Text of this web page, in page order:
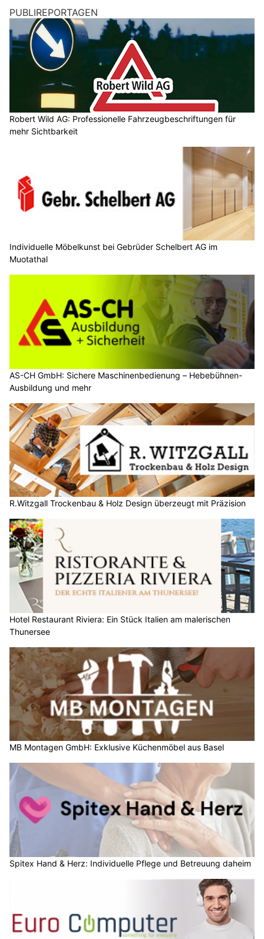
PUBLIREPORTAGEN
Robert Wild AG: Professionelle Fahrzeugbeschriftungen für
mehr Sichtbarkeit
Individuelle Möbelkunst bei Gebrüder Schelbert AG im
Muotathal
AS-CH GmbH: Sichere Maschinenbedienung – Hebebühnen-
Ausbildung und mehr
R.Witzgall Trockenbau & Holz Design überzeugt mit Präzision
Hotel Restaurant Riviera: Ein Stück Italien am malerischen
Thunersee
MB Montagen GmbH: Exklusive Küchenmöbel aus Basel
Spitex Hand & Herz: Individuelle Pflege und Betreuung daheim